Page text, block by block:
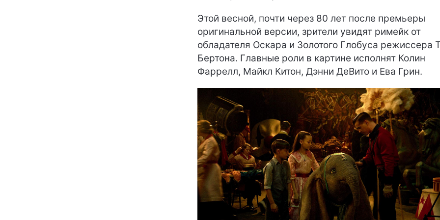
Этой весной, почти через 80 лет после премьеры
оригинальной версии, зрители увидят римейк от
обладателя Оскара и Золотого Глобуса режиссера
Бертона. Главные роли в картине исполнят Колин
Фаррелл, Майкл Китон, Дэнни ДеВито и Ева Грин.